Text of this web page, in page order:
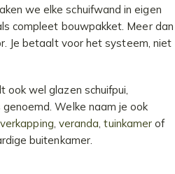
we elke schuifwand in eigen
compleet bouwpakket. Meer dan
Je betaalt voor het systeem, niet
ook wel glazen schuifpui,
Welke naam je ook
, veranda,tuinkamer of
buitenkamer.